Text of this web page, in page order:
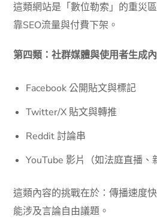
這類網站是「數位勒索」的重災
靠SEO流量與付費下架。
第四類：社群媒體與使用者生成
Facebook 公開貼文與標記
Twitter/X 貼文與轉推
Reddit 討論串
YouTube 影片（如法庭直播、
這類內容的挑戰在於：傳播速度
能涉及言論自由議題。